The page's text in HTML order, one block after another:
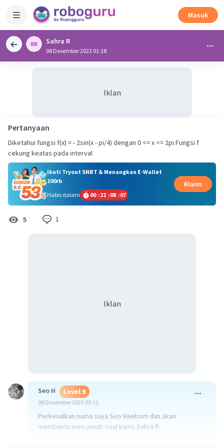
Masuk
Sahra R
08 Desember 2023 01:18
Iklan
Pertanyaan
Diketahui fungsi f(x) = - 2sin(x - pi/4) dengan 0 <= x <= 2pi Fungsi f
Ikuti Tryout SNBT & Menangkan E-Wallet
100rb
Habis dalam
00 :22 :08 :06
Klaim
5 1
Iklan
Seo H Level 9
08 Desember 2023 05:11
Perkenalkan nama saya Seo Haebom dan akan
membantu men jawab soal kamu Sahra R.